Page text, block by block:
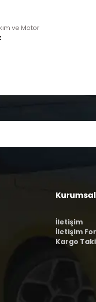
ve Motor
Kurumsal
İletişim
İletişim
Kargo